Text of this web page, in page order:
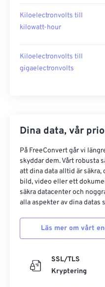
Kiloelectronvolts till
kilowatt-hour
Kiloelectronvolts till
gigaelectronvolts
Dina data, vår
På FreeConvert går vi
skyddar dem. Vårt robusta
att dina data alltid är
bild, video eller ett
säkra datacenter och
alla aspekter av dina datas
Läs mer om vårt
SSL/TLS
Kryptering